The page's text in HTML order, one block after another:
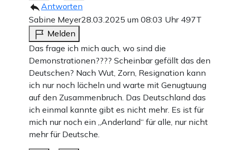
Antworten
Sabine Meyer28.03.2025 um 08:03 Uhr 497T
Melden
Das frage ich mich auch, wo sind die
Demonstrationen???? Scheinbar gefällt das den
Deutschen? Nach Wut, Zorn, Resignation kann
ich nur noch lächeln und warte mit Genugtuung
auf den Zusammenbruch. Das Deutschland das
ich einmal kannte gibt es nicht mehr. Es ist für
mich nur noch ein „Anderland“ für alle, nur nicht
mehr für Deutsche.